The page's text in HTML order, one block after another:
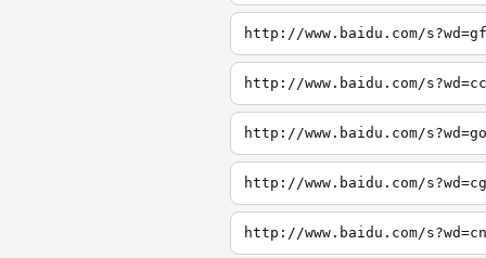
http://www.baidu.com/
http://www.baidu.com/
http://www.baidu.com/
http://www.baidu.com/
http://www.baidu.com/